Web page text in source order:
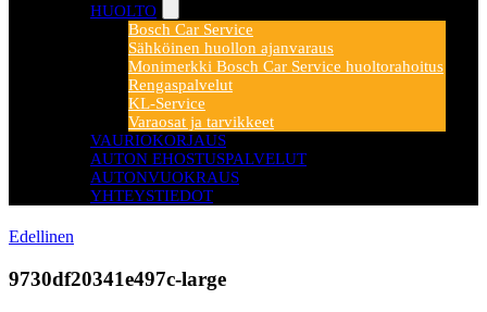
HUOLTO
Bosch Car Service
Sähköinen huollon ajanvaraus
Monimerkki Bosch Car Service huoltorahoitus
Rengaspalvelut
KL-Service
Varaosat ja tarvikkeet
VAURIOKORJAUS
AUTON EHOSTUSPALVELUT
AUTONVUOKRAUS
YHTEYSTIEDOT
Edellinen
9730df20341e497c-large